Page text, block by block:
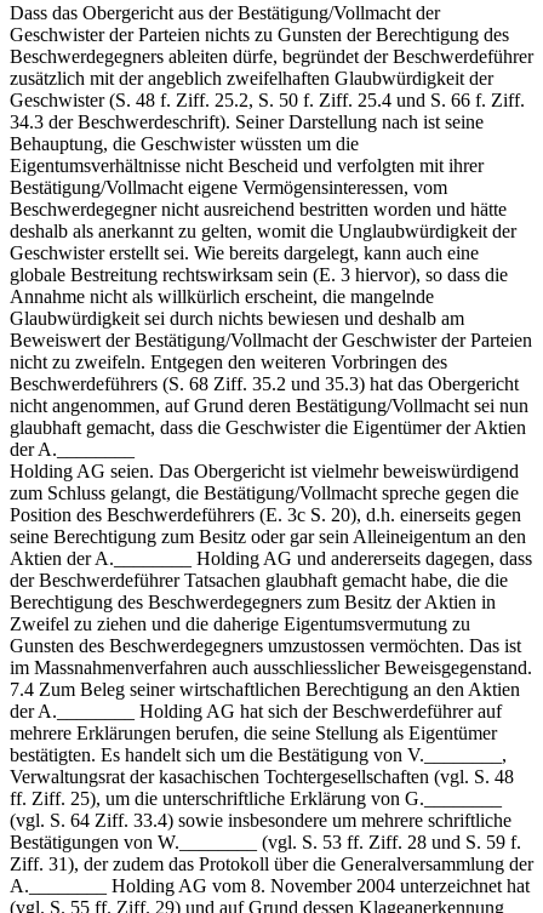
Dass das Obergericht aus der Bestätigung/Vollmacht der
Geschwister der Parteien nichts zu Gunsten der Berechtigung des
Beschwerdegegners ableiten dürfe, begründet der Beschwerdeführer
zusätzlich mit der angeblich zweifelhaften Glaubwürdigkeit der
Geschwister (S. 48 f. Ziff. 25.2, S. 50 f. Ziff. 25.4 und S. 66 f. Ziff.
34.3 der Beschwerdeschrift). Seiner Darstellung nach ist seine
Behauptung, die Geschwister wüssten um die
Eigentumsverhältnisse nicht Bescheid und verfolgten mit ihrer
Bestätigung/Vollmacht eigene Vermögensinteressen, vom
Beschwerdegegner nicht ausreichend bestritten worden und hätte
deshalb als anerkannt zu gelten, womit die Unglaubwürdigkeit der
Geschwister erstellt sei. Wie bereits dargelegt, kann auch eine
globale Bestreitung rechtswirksam sein (E. 3 hiervor), so dass die
Annahme nicht als willkürlich erscheint, die mangelnde
Glaubwürdigkeit sei durch nichts bewiesen und deshalb am
Beweiswert der Bestätigung/Vollmacht der Geschwister der Parteien
nicht zu zweifeln. Entgegen den weiteren Vorbringen des
Beschwerdeführers (S. 68 Ziff. 35.2 und 35.3) hat das Obergericht
nicht angenommen, auf Grund deren Bestätigung/Vollmacht sei nun
glaubhaft gemacht, dass die Geschwister die Eigentümer der Aktien
der A.________
Holding AG seien. Das Obergericht ist vielmehr beweiswürdigend
zum Schluss gelangt, die Bestätigung/Vollmacht spreche gegen die
Position des Beschwerdeführers (E. 3c S. 20), d.h. einerseits gegen
seine Berechtigung zum Besitz oder gar sein Alleineigentum an den
Aktien der A.________ Holding AG und andererseits dagegen, dass
der Beschwerdeführer Tatsachen glaubhaft gemacht habe, die die
Berechtigung des Beschwerdegegners zum Besitz der Aktien in
Zweifel zu ziehen und die daherige Eigentumsvermutung zu
Gunsten des Beschwerdegegners umzustossen vermöchten. Das ist
im Massnahmenverfahren auch ausschliesslicher Beweisgegenstand.
7.4 Zum Beleg seiner wirtschaftlichen Berechtigung an den Aktien
der A.________ Holding AG hat sich der Beschwerdeführer auf
mehrere Erklärungen berufen, die seine Stellung als Eigentümer
bestätigten. Es handelt sich um die Bestätigung von V.________,
Verwaltungsrat der kasachischen Tochtergesellschaften (vgl. S. 48
ff. Ziff. 25), um die unterschriftliche Erklärung von G.________
(vgl. S. 64 Ziff. 33.4) sowie insbesondere um mehrere schriftliche
Bestätigungen von W.________ (vgl. S. 53 ff. Ziff. 28 und S. 59 f.
Ziff. 31), der zudem das Protokoll über die Generalversammlung der
A.________ Holding AG vom 8. November 2004 unterzeichnet hat
(vgl. S. 55 ff. Ziff. 29) und auf Grund dessen Klageanerkennung